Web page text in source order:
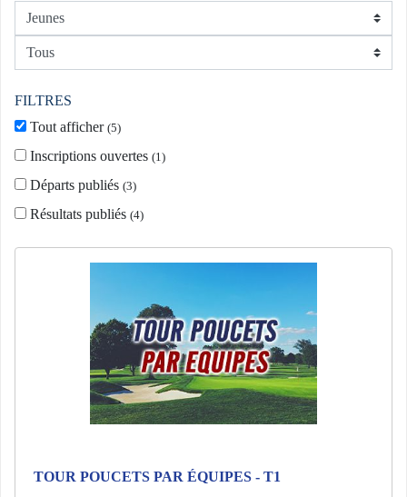
FILTRES
Tout afficher (5)
Inscriptions ouvertes (1 )
Départs publiés (3)
Résultats publiés (4)
TOUR POUCETS PAR ÉQUIPES - T1